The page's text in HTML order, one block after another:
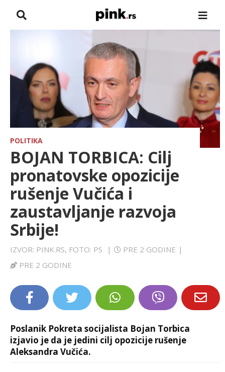
VESTI
ZADRUGA
SHOWBIZ
HRONIKA
FARMERI
SPORT
LIFESTYLE
EXTRA
POLITIKA
BOJAN TORBICA: Cilj
pronatovske opozicije
rušenje Vučića i
zaustavljanje razvoja
Srbije!
IZVOR: PINK.RS, FOTO: PS | PRE 2 GODINE |
PRE 2 GODINE
Poslanik Pokreta socijalista Bojan Torbica
izjavio je da je jedini cilj opozicije rušenje
Aleksandra Vučića.